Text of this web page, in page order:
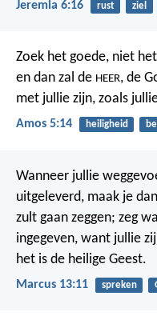
Jeremia 6:16 rust ziel
Zoek het goede, niet
en dan zal de HEER, de
met jullie zijn, zoals
Amos 5:14 heiligheid
Wanneer jullie
uitgeleverd, maak je
zult gaan zeggen; zeg
ingegeven, want jullie
het is de heilige Geest.
Marcus 13:11 spreken